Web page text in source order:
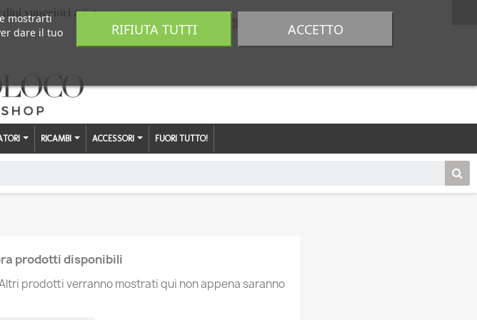
superiori a € 59,00
0,00 €
RICAMBI ACCESSORI FUORI TUTTO!
prodotti disponibili
prodotti verranno mostrati qui non appena saranno
mostrarti
dare il tuo
RIFIUTA TUTTI ACCETTO